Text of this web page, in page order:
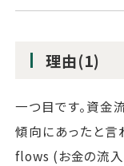
理由(1)
一つ目です。資金
傾向にあったと言
flows (お金の流入